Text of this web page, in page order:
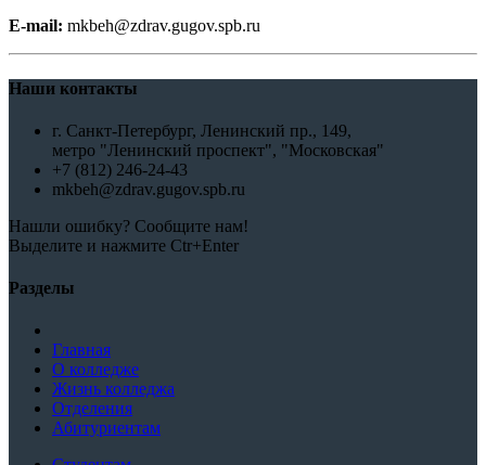
E-mail: mkbeh@zdrav.gugov.spb.ru
Наши контакты
г. Санкт-Петербург, Ленинский пр., 149,
метро "Ленинский проспект", "Московская"
+7 (812) 246-24-43
mkbeh@zdrav.gugov.spb.ru
Нашли ошибку? Сообщите нам!
Выделите и нажмите Ctr+Enter
Разделы
Главная
О колледже
Жизнь колледжа
Отделения
Абитуриентам